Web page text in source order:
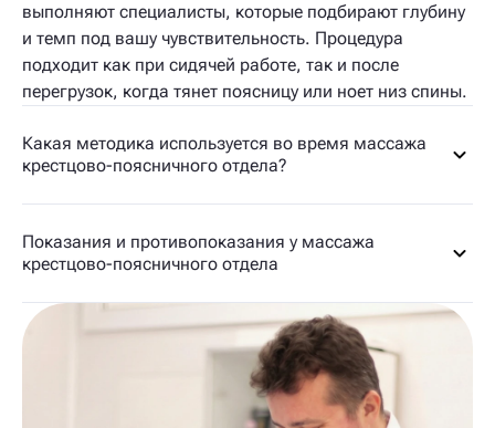
выполняют специалисты, которые подбирают глубину
и темп под вашу чувствительность. Процедура
подходит как при сидячей работе, так и после
перегрузок, когда тянет поясницу или ноет низ спины.
Какая методика используется во время массажа
крестцово-поясничного отдела?
Показания и противопоказания у массажа
крестцово-поясничного отдела